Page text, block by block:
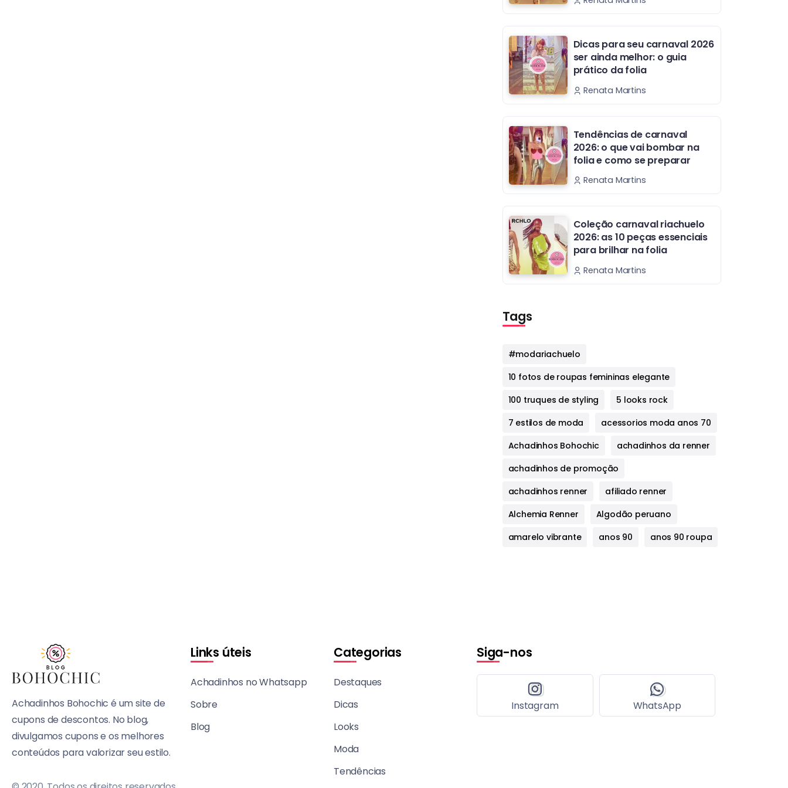
Dicas para seu carnaval 2026
ser ainda melhor: o guia
prático da folia
Renata Martins
Tendências de carnaval
2026: o que vai bombar na
folia e como se preparar
Renata Martins
Coleção carnaval riachuelo
2026: as 10 peças essenciais
para brilhar na folia
Renata Martins
Tags
#modariachuelo
10 fotos de roupas femininas elegante
100 truques de styling
5 looks rock
7 estilos de moda
acessorios moda anos 70
Achadinhos Bohochic
achadinhos da renner
achadinhos de promoção
achadinhos renner
afiliado renner
Alchemia Renner
Algodão peruano
amarelo vibrante
anos 90 anos 90 roupa
Achadinhos Bohochic é um site de
cupons de descontos. No blog,
divulgamos cupons e os melhores
conteúdos para valorizar seu estilo.
Links úteis
Achadinhos no Whatsapp
Sobre
Blog
Categorias
Destaques
Dicas
Looks
Moda
Tendências
Siga-nos
Instagram WhatsApp